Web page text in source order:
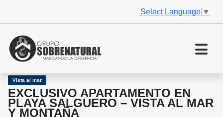
Select Language ▼
Vista al mar
EXCLUSIVO APARTAMENTO EN
PLAYA SALGUERO – VISTA AL MAR
Y MONTAÑA